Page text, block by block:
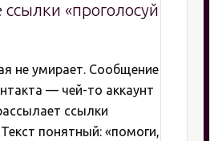
«проголосуй
не умирает. Сообщение
— чей-то аккаунт
ссылки
понятный: «помоги,